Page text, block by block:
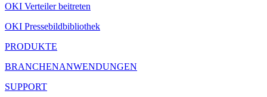
OKI Verteiler beitreten
OKI Pressebildbibliothek
PRODUKTE
BRANCHENANWENDUNGEN
SUPPORT